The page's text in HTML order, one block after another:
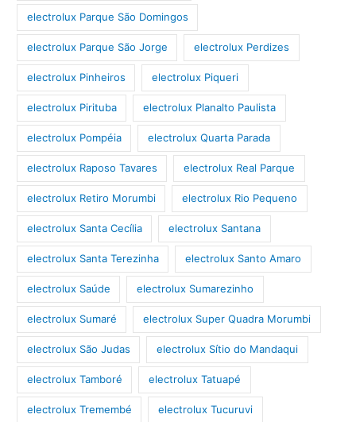
electrolux Parque São Domingos
electrolux Parque São Jorge electrolux Perdizes
electrolux Pinheiros electrolux Piqueri
electrolux Pirituba electrolux Planalto Paulista
electrolux Pompéia electrolux Quarta Parada
electrolux Raposo Tavares electrolux Real Parque
electrolux Retiro Morumbi electrolux Rio Pequeno
electrolux Santa Cecília electrolux Santana
electrolux Santa Terezinha electrolux Santo Amaro
electrolux Saúde electrolux Sumarezinho
electrolux Sumaré electrolux Super Quadra Morumbi
electrolux São Judas electrolux Sítio do Mandaqui
electrolux Tamboré electrolux Tatuapé
electrolux Tremembé electrolux Tucuruvi